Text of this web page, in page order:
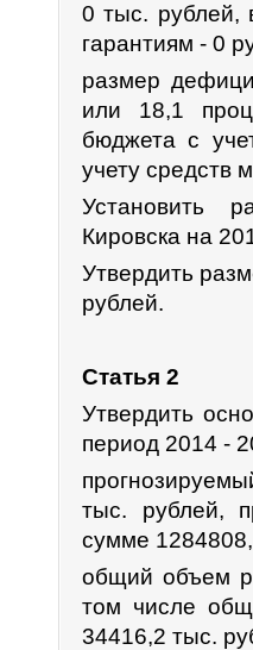
0 тыс. рублей,
гарантиям - 0
размер
или 18,1
бюджета с
учету средств
Установить
Кировска на
Утвердить
рублей.
Статья 2
Утвердить
период 2014 -
тыс. рублей,
сумме
общий объем
том числе
34416,2 тыс.